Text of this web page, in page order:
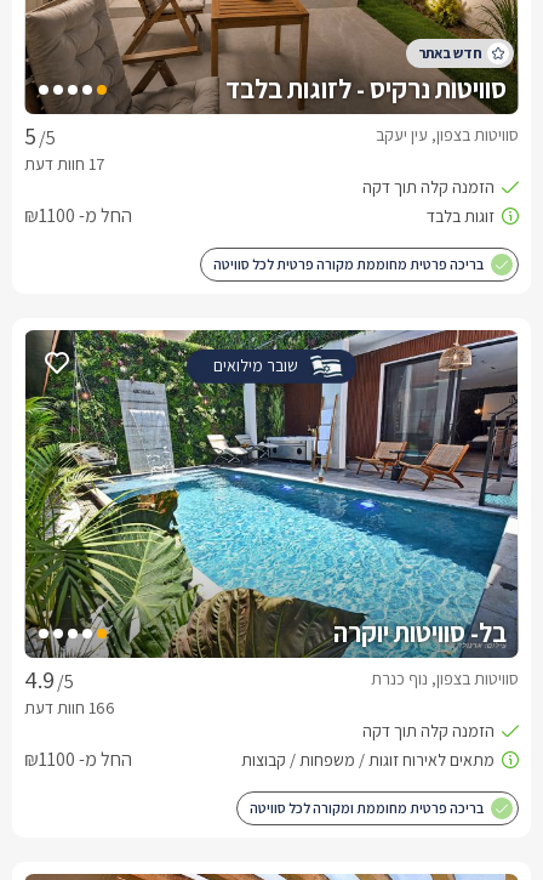
סוויטות נרקיס - לזוגות בלבד
/5 סוויטות בצפון, עין יעקב
החל מ- ₪1100
בריכה פרטית מחוממת מקורה פרטית לכל סוויטה
שובר מילואים
בל- סוויטות יוקרה
/5 סוויטות בצפון, נוף כנרת
החל מ- ₪1100
בריכה פרטית מחוממת ומקורה לכל סוויטה